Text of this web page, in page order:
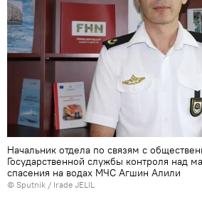
Начальник отдела по связям с
Государственной службы контроля над
спасения на водах МЧС Агшин Алили
© Sputnik / Irade JELIL